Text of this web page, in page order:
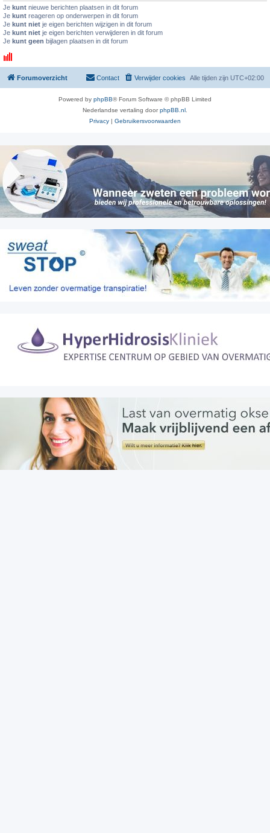
Je kunt nieuwe berichten plaatsen in dit forum
Je kunt reageren op onderwerpen in dit forum
Je kunt niet je eigen berichten wijzigen in dit forum
Je kunt niet je eigen berichten verwijderen in dit forum
Je kunt geen bijlagen plaatsen in dit forum
Forumoverzicht Alle tijden zijn UTC+02:00
Verwijder cookies
Contact
Powered by phpBB® Forum Software © phpBB Limited
Nederlandse vertaling doorphpBB.nl
Privacy | Gebruikersvoorwaarden